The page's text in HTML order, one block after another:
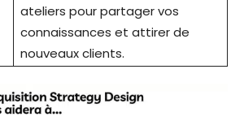
ateliers pour partager vos
connaissances et attirer de
nouveaux clients.